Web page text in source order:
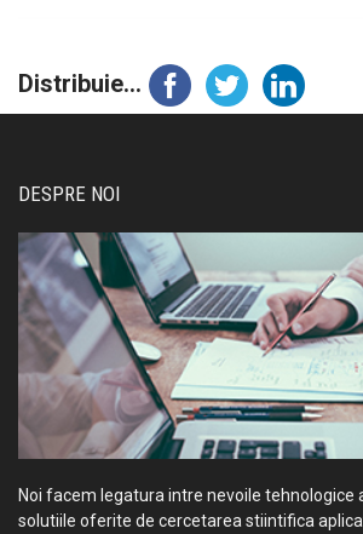
Distribuie...
DESPRE NOI
Noi facem legatura intre nevoile tehnologice
solutiile oferite de cercetarea stiintifica